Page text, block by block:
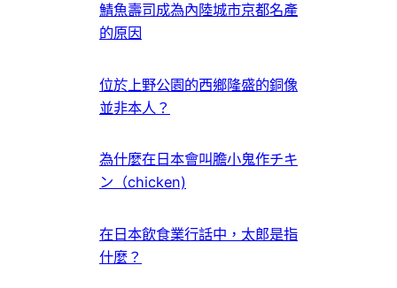
鯖魚壽司成為內陸城市京都名產
的原因
位於上野公園的西鄉隆盛的銅像
並非本人？
為什麼在日本會叫膽小鬼作チキ
ン（chicken)
在日本飲食業行話中，太郎是指
什麼？